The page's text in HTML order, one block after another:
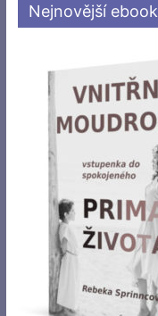
Nejnovější ebook